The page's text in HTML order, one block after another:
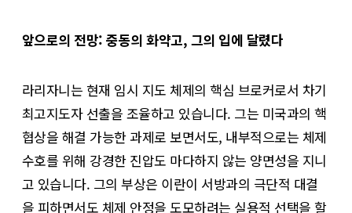
앞으로의 전망: 중동의 화약고, 그의 입에 달렸다
라리자니는 현재 임시 지도 체제의 핵심 브로커로서 차기
최고지도자 선출을 조율하고 있습니다. 그는 미국과의 핵
협상을 해결 가능한 과제로 보면서도, 내부적으로는 체제
수호를 위해 강경한 진압도 마다하지 않는 양면성을 지니
고 있습니다. 그의 부상은 이란이 서방과의 극단적 대결
을 피하면서도 체제 안정을 도모하려는 실용적 선택을 할